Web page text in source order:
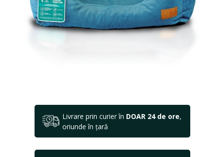
Livrare prin curier în DOAR 24 de ore,
oriunde în țară